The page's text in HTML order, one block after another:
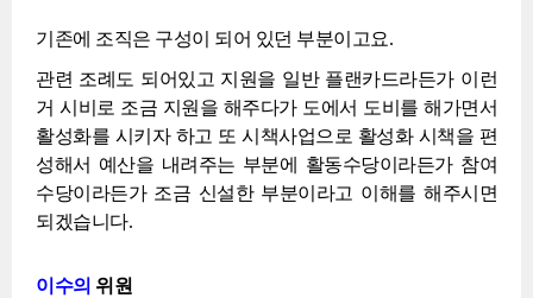
기존에 조직은 구성이 되어 있던 부분이고요.
관련 조례도 되어있고 지원을 일반 플랜카드라든가 이런
거 시비로 조금 지원을 해주다가 도에서 도비를 해가면서
활성화를 시키자 하고 또 시책사업으로 활성화 시책을 편
성해서 예산을 내려주는 부분에 활동수당이라든가 참여
수당이라든가 조금 신설한 부분이라고 이해를 해주시면
되겠습니다.
이수의 위원